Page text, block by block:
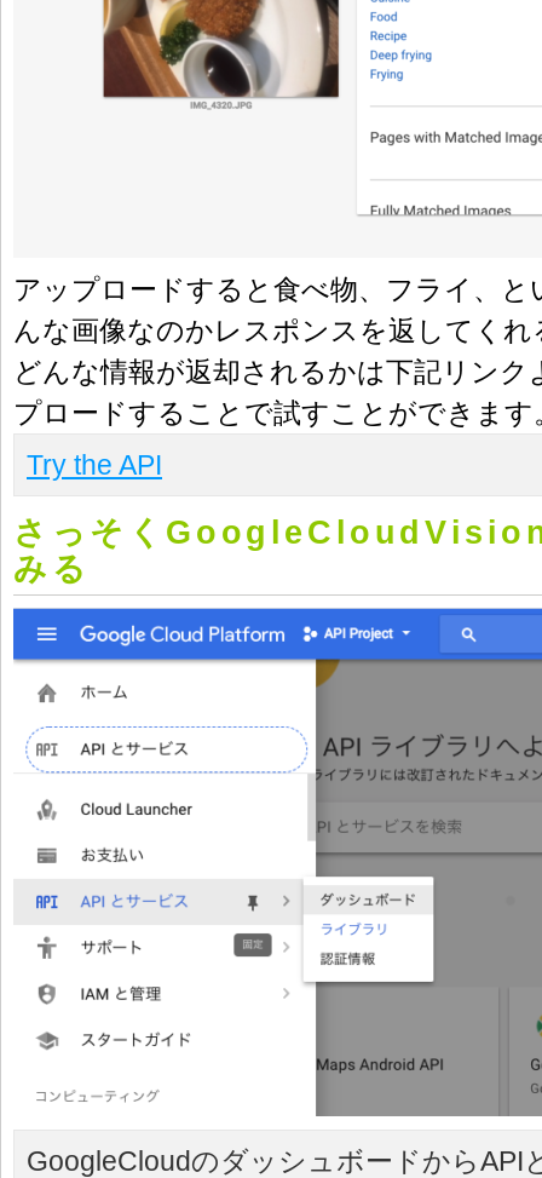
アップロードすると食べ物、フライ、
んな画像なのかレスポンスを返してくれ
どんな情報が返却されるかは下記リンク
プロードすることで試すことができます
Try the API
さっそく
みる
GoogleCloudのダッシュボードからAPI